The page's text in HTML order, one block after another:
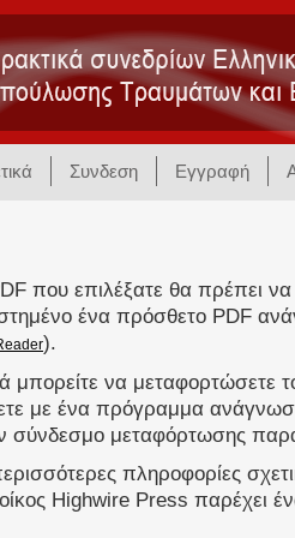
Συνδεση Εγγραφή
που επιλέξατε θα πρέπει
ένα πρόσθετο PDF
).
μπορείτε να μεταφορτώσετε
με ένα πρόγραμμα
σύνδεσμο μεταφόρτωσης
πληροφορίες
Highwire Press παρέχει